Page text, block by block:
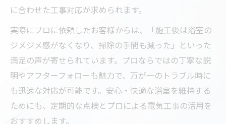
に合わせた工事対応が求められます。
実際にプロに依頼したお客様からは、「施工後は浴室の
ジメジメ感がなくなり、掃除の手間も減った」といった
満足の声が寄せられています。プロならではの丁寧な説
明やアフターフォローも魅力で、万が一のトラブル時に
も迅速な対応が可能です。安心・快適な浴室を維持する
ためにも、定期的な点検とプロによる電気工事の活用を
おすすめします。